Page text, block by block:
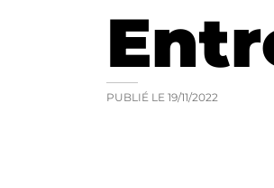
PUBLIÉ LE 19/11/2022